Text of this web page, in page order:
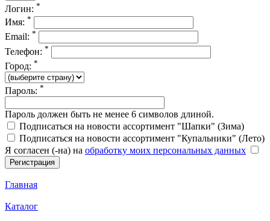
Логин: *
Имя: *
Email: *
Телефон: *
Город: *
Пароль: *
Пароль должен быть не менее 6 символов длиной.
Подписаться на новости ассортимент "Шапки" (Зима)
Подписаться на новости ассортимент "Купальники" (Лето)
Я согласен (-на) на обработку моих персональных данных
Главная
Каталог